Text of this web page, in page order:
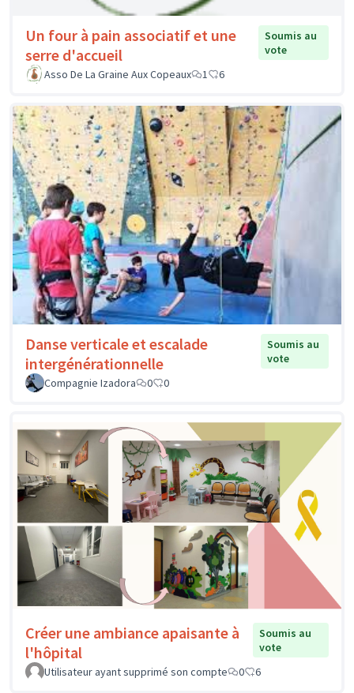
Un four à pain associatif et une
serre d'accueil
Soumis au
vote
Asso De La Graine Aux Copeaux
1 6
Danse verticale et escalade
intergénérationnelle
Soumis au
vote
Compagnie Izadora
0 0
Créer une ambiance apaisante à
l'hôpital
Soumis au
vote
Utilisateur ayant supprimé son compte
0 6